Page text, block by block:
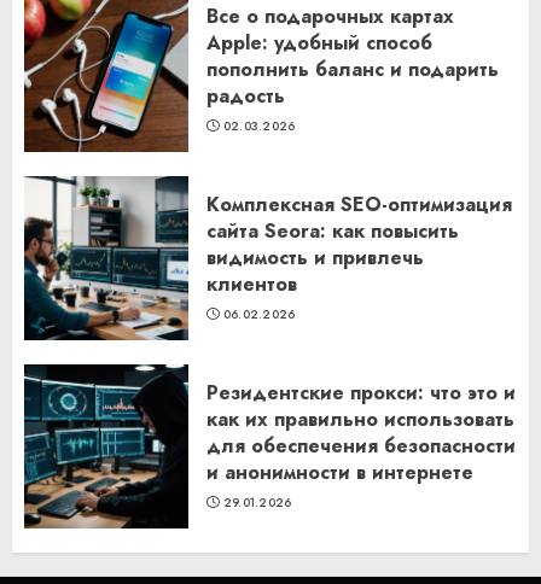
Все о подарочных картах
Apple: удобный способ
пополнить баланс и подарить
радость
02.03.2026
Комплексная SEO-оптимизация
сайта Seora: как повысить
видимость и привлечь
клиентов
06.02.2026
Резидентские прокси: что это и
как их правильно использовать
для обеспечения безопасности
и анонимности в интернете
29.01.2026